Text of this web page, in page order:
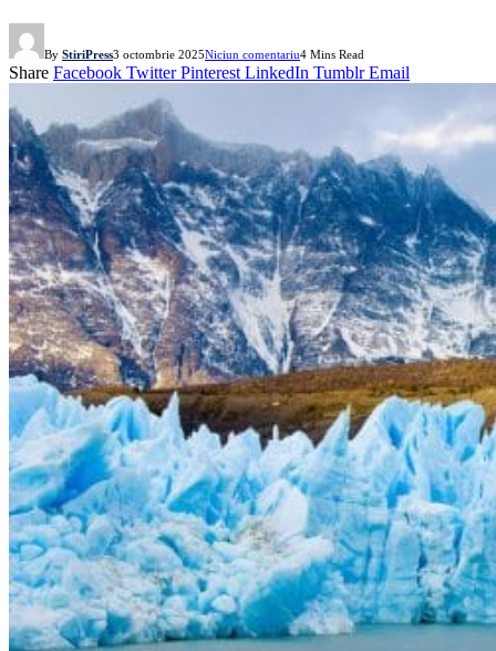
By StiriPress3 octombrie 2025Niciun comentariu4 Mins Read
Share Facebook Twitter Pinterest LinkedIn Tumblr Email